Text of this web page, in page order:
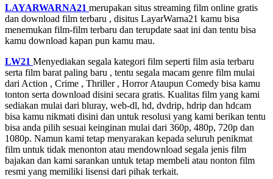
LAYARWARNA21 merupakan situs streaming film online gratis
dan download film terbaru , disitus LayarWarna21 kamu bisa
menemukan film-film terbaru dan terupdate saat ini dan tentu bisa
kamu download kapan pun kamu mau.
LW21 Menyediakan segala kategori film seperti film asia terbaru
serta film barat paling baru , tentu segala macam genre film mulai
dari Action , Crime , Thriller , Horror Ataupun Comedy bisa kamu
tonton serta download disini secara gratis. Kualitas film yang kami
sediakan mulai dari bluray, web-dl, hd, dvdrip, hdrip dan hdcam
bisa kamu nikmati disini dan untuk resolusi yang kami berikan tentu
bisa anda pilih sesuai keinginan mulai dari 360p, 480p, 720p dan
1080p. Namun kami tetap menyarakan kepada seluruh penikmat
film untuk tidak menonton atau mendownload segala jenis film
bajakan dan kami sarankan untuk tetap membeli atau nonton film
resmi yang memiliki lisensi dari pihak terkait.